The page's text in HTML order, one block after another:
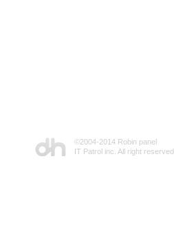
©2004-2014 Robin panel
IT Patrol inc. All right reserved.